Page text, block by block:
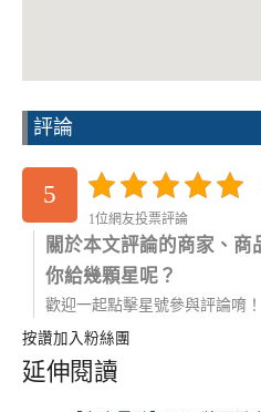
評論
5
1位網友投票評論
關於本文評論的商家、商
你給幾顆星呢？
歡迎一起點擊星號參與評論唷！
按讚加入粉絲團
延伸閱讀